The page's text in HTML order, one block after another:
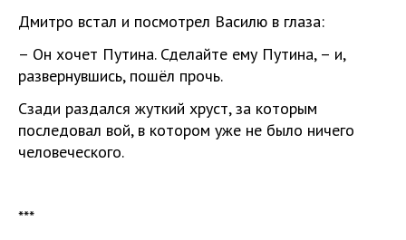
Дмитро встал и посмотрел Василю в глаза:
– Он хочет Путина. Сделайте ему Путина, – и,
развернувшись, пошёл прочь.
Сзади раздался жуткий хруст, за которым
последовал вой, в котором уже не было ничего
человеческого.
***